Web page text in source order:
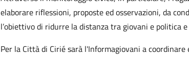
elaborare riflessioni, proposte ed osservazioni, da
l’obiettivo di ridurre la distanza tra giovani e
Per la Città di Cirié sarà l'Informagiovani a